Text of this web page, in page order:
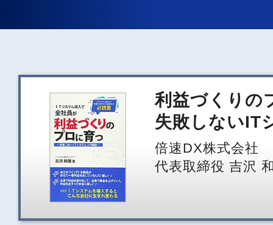
利益づくりの
失敗しないIT
倍速DX株式会社
代表取締役 吉沢